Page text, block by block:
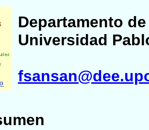
Departamento
Universidad